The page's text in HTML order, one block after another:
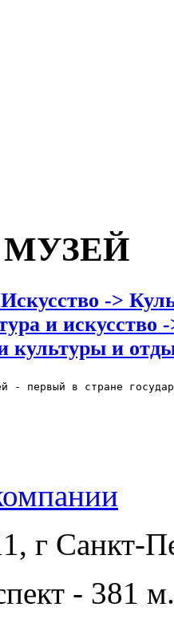
->
и искусство
культуры и
- первый в стране
г Санкт-
- 381 м.